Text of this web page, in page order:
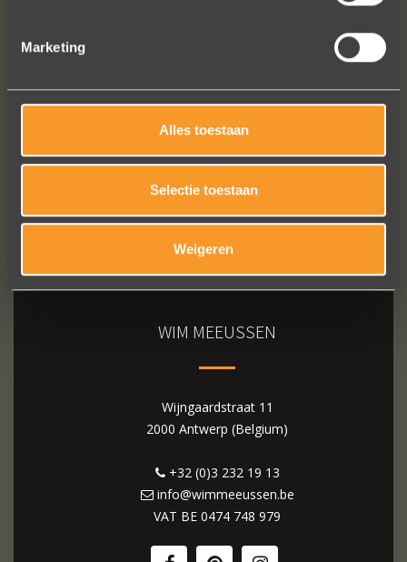
Marketing
Alles toestaan
Selectie toestaan
Weigeren
WIM MEEUSSEN
Wijngaardstraat 11
2000 Antwerp (Belgium)
+32 (0)3 232 19 13
info@wimmeeussen.be
VAT BE 0474 748 979